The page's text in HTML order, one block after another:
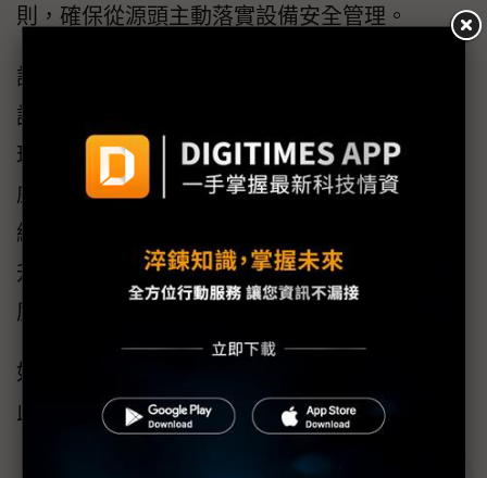
則，確保從源頭主動落實設備安全管理。
該項認證特別驗證了iDS-2CD7x系列在身份認
證、訪問控制、安全通信、安全審計和漏洞管
理等關鍵領域具有強大的安全管控能力。海康
威視此番樹立行業全新安全標桿，既為全行業
網絡安全合規建設提供全新參照，也進一步提
升全球客戶對海康威視產品與解決方案的信賴
度。
如需了解海康威視網絡安全相關舉措，可訪問
此
。